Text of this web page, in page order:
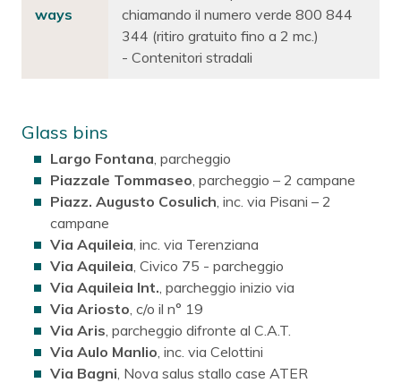
ways
chiamando il numero verde 800 844
344 (ritiro gratuito fino a 2 mc.)
- Contenitori stradali
Glass bins
Largo Fontana , parcheggio
Piazzale Tommaseo , parcheggio – 2 campane
Piazz. Augusto Cosulich , inc. via Pisani – 2
campane
Via Aquileia , inc. via Terenziana
Via Aquileia , Civico 75 - parcheggio
Via Aquileia Int. , parcheggio inizio via
Via Ariosto , c/o il n° 19
Via Aris , parcheggio difronte al C.A.T.
Via Aulo Manlio , inc. via Celottini
Via Bagni , Nova salus stallo case ATER